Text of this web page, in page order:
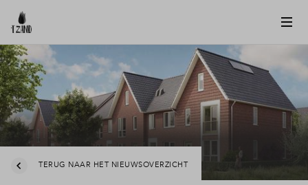
TERUG NAAR HET NIEUWSOVERZICHT